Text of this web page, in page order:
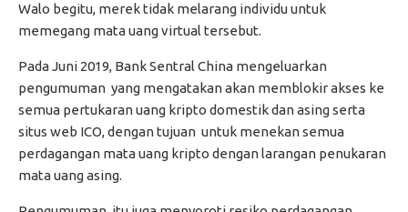
Walo begitu, merek tidak melarang individu untuk
memegang mata uang virtual tersebut.
Pada Juni 2019, Bank Sentral China mengeluarkan
pengumuman yang mengatakan akan memblokir akses ke
semua pertukaran uang kripto domestik dan asing serta
situs web ICO, dengan tujuan untuk menekan semua
perdagangan mata uang kripto dengan larangan penukaran
mata uang asing.